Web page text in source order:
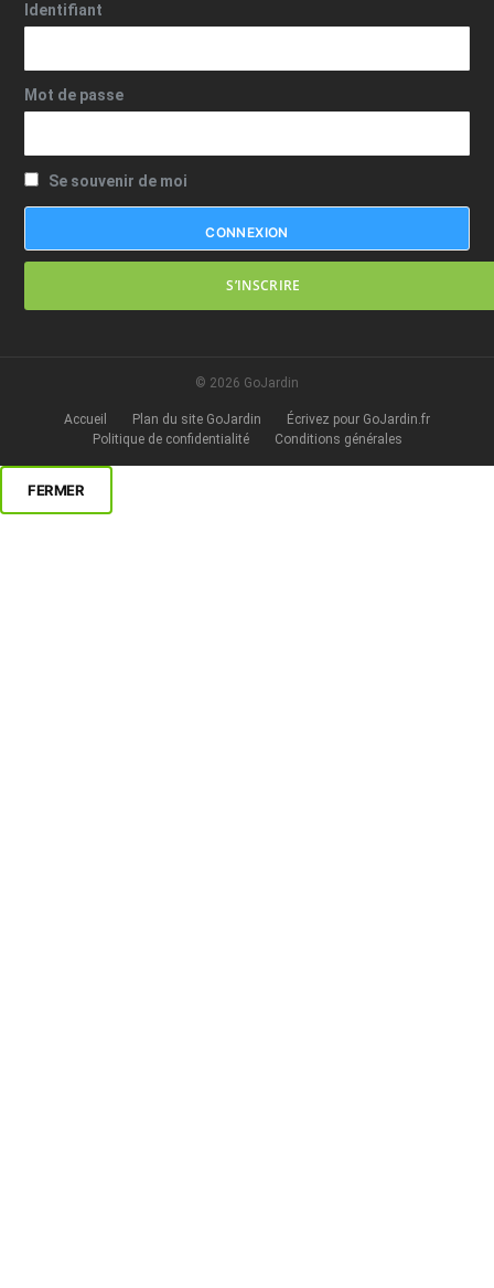
Identifiant
Mot de passe
Se souvenir de moi
S’INSCRIRE
© 2026 GoJardin
Accueil Plan du site GoJardin
Écrivez pour GoJardin.fr
Politique de confidentialité
Conditions générales
FERMER